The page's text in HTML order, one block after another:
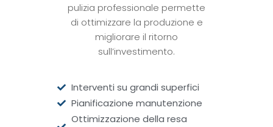
pulizia professionale permette
di ottimizzare la produzione e
migliorare il ritorno
sull’investimento.
Interventi su grandi superfici
Pianificazione manutenzione
Ottimizzazione della resa